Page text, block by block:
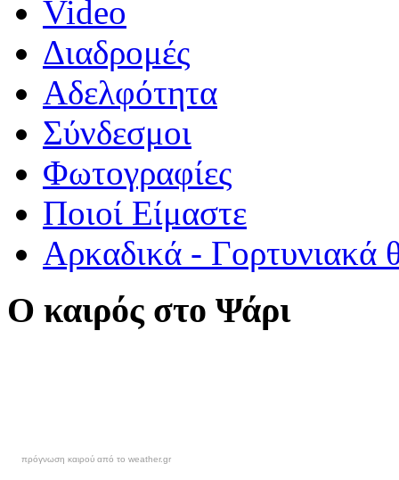
Video
Διαδρομές
Αδελφότητα
Σύνδεσμοι
Φωτογραφίες
Ποιοί Είμαστε
Αρκαδικά - Γορτυνιακά
Ο καιρός στο Ψάρι
πρόγνωση καιρού από το weather.gr